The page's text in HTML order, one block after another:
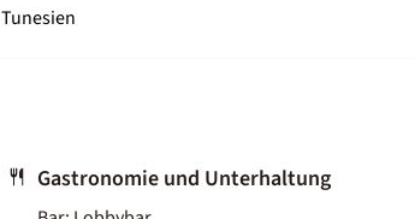
Tunesien
Gastronomie und Unterhaltung